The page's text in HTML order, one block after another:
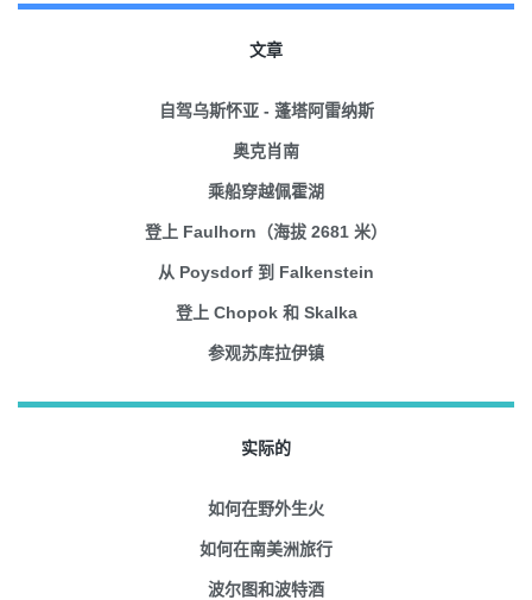
文章
自驾乌斯怀亚 - 蓬塔阿雷纳斯
奥克肖南
乘船穿越佩霍湖
登上 Faulhorn（海拔 2681 米）
从 Poysdorf 到 Falkenstein
登上 Chopok 和 Skalka
参观苏库拉伊镇
实际的
如何在野外生火
如何在南美洲旅行
波尔图和波特酒